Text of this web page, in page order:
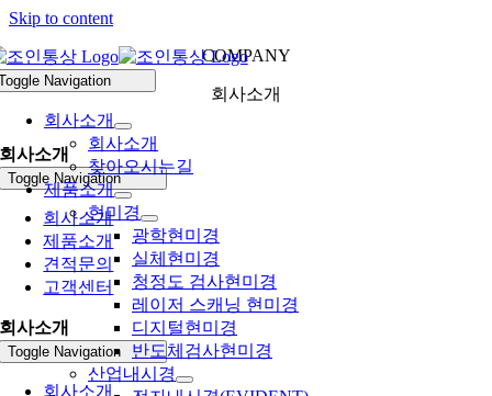
Skip to content
Navigation
회사소개
회사소개
찾아오시는길
제품소개
현미경
광학현미경
실체현미경
청정도 검사현미경
레이저 스캐닝 현미경
디지털현미경
반도체검사현미경
산업내시경
COMPANY
회사소개
회사소개
Toggle Navigation
회사소개
제품소개
견적문의
고객센터
회사소개
Toggle Navigation
회사소개